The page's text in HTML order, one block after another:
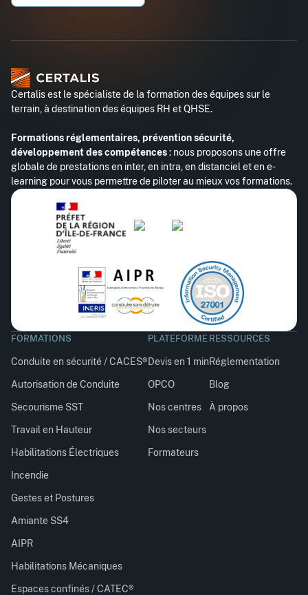
Téléphone professionnel*
Certalis est le spécialiste de la formation des équipes sur le
terrain, à destination des équipes RH et QHSE.
Formations réglementaires, prévention sécurité,
développement des compétences: nous proposons une offre
globale de prestations en inter, en intra, en distanciel et en e-
learning pour vous permettre de piloter au mieux vos formations.
FORMATIONS
Conduite en sécurité / CACES®
Autorisation de Conduite
Secourisme SST
Travail en Hauteur
Habilitations Électriques
Incendie
Gestes et Postures
Amiante SS4
AIPR
Habilitations Mécaniques
Espaces confinés / CATEC®
PLATEFORME
Devis en 1 min
OPCO
Nos centres
Nos secteurs
Formateurs
RESSOURCES
Réglementation
Blog
À propos